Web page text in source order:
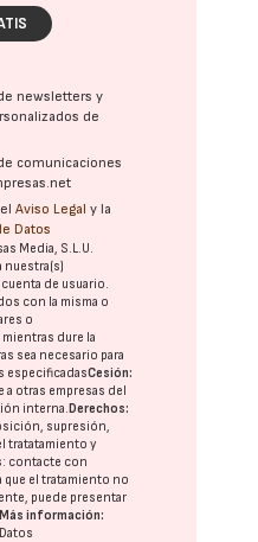
newsletters y
de
comunicaciones
elAviso Legal y la
Datos
Media, S.L.U.
nuestra(s)
de usuario.
con la misma o
o
mientras dure la
sea necesario para
especificadasCesión:
a otras empresas del
interna.Derechos:
supresión,
tratatamiento y
contacte con
que el tratamiento no
puede presentar
Más información: